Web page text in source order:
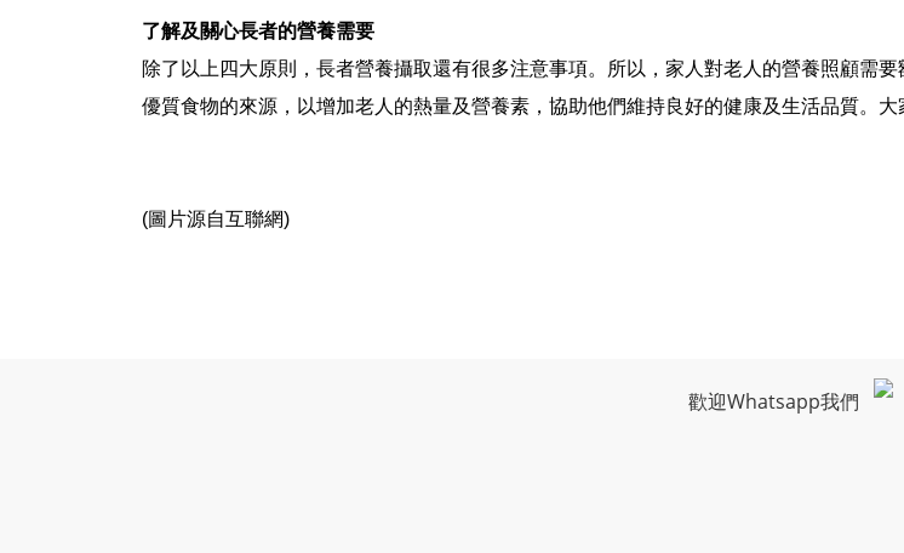
了解及關心長者的營養需要
除了以上四大原則，長者營養攝取還有很多注意事項。所以，家人對老人的營養照顧需
優質食物的來源，以增加老人的熱量及營養素，協助他們維持良好的健康及生活品質。
(圖片源自互聯網)
歡迎Whatsapp我們